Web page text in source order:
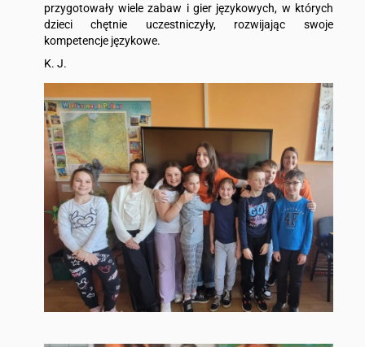
przygotowały wiele zabaw i gier językowych, w których
dzieci chętnie uczestniczyły, rozwijając swoje
kompetencje językowe.
K. J.